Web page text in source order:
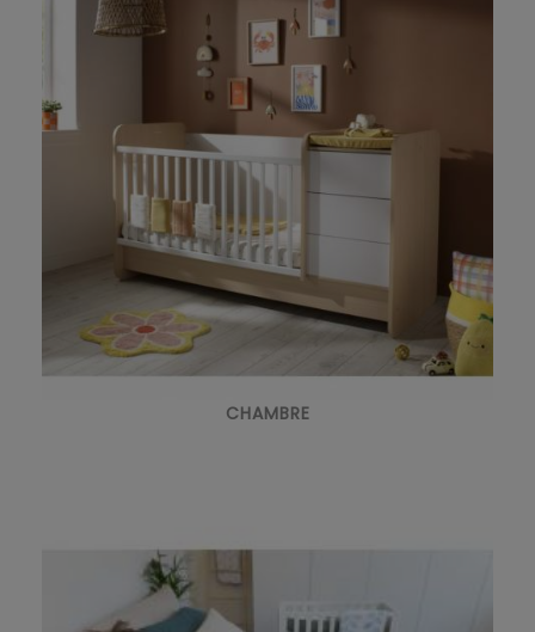
CHAMBRE